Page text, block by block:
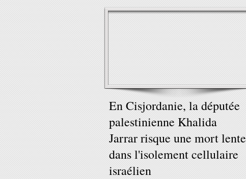
En Cisjordanie, la députée
palestinienne Khalida
Jarrar risque une mort lente
dans l'isolement cellulaire
israélien